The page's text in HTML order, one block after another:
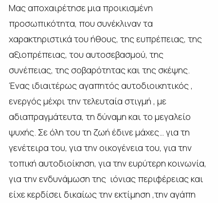
Μας αποχαιρέτησε μια προικισμένη
προσωπικότητα, που συνέκλιναν τα
χαρακτηριστικά του ήθους, της ευπρέπειας, της
αξιοπρέπειας, του αυτοσεβασμού, της
συνέπειας, της σοβαρότητας και της σκέψης.
Ένας ιδιαιτέρως αγαπητός αυτοδιοικητικός ,
ενεργός μέχρι την τελευταία στιγμή , με
αδιαπραγμάτευτα, τη δύναμη και το μεγαλείο
ψυχής. Σε όλη του τη ζωή έδινε μάχες… για τη
γενέτειρα του, για την οικογένεια του, για την
τοπική αυτοδιοίκηση, για την ευρύτερη κοινωνία,
για την ενδυνάμωση της ιόνιας περιφέρειας και
είχε κερδίσει δικαίως την εκτίμηση ,την αγάπη